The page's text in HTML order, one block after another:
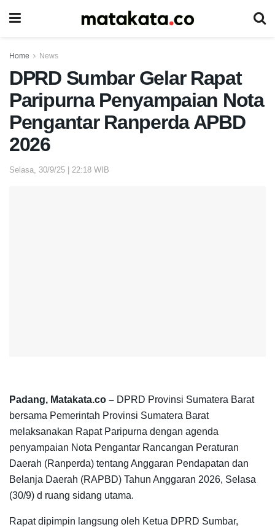
Home News
DPRD Sumbar Gelar Rapat
Paripurna Penyampaian Nota
Pengantar Ranperda APBD
2026
Selasa, 30/9/25 | 22:18 WIB
Padang, Matakata.co – DPRD Provinsi Sumatera Barat
bersama Pemerintah Provinsi Sumatera Barat
melaksanakan Rapat Paripurna dengan agenda
penyampaian Nota Pengantar Rancangan Peraturan
Daerah (Ranperda) tentang Anggaran Pendapatan dan
Belanja Daerah (RAPBD) Tahun Anggaran 2026, Selasa
(30/9) d ruang sidang utama.
Rapat dipimpin langsung oleh Ketua DPRD Sumbar,